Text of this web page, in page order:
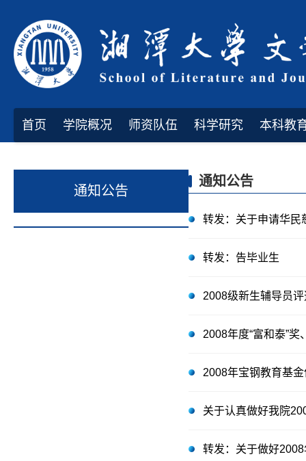
首页 学院概况 师资队伍 科学研究 本科教
通知公告
通知公告
转发：关于申请华民
转发：告毕业生
2008级新生辅导员
2008年度“富和泰”
2008年宝钢教育基
关于认真做好我院
转发：关于做好